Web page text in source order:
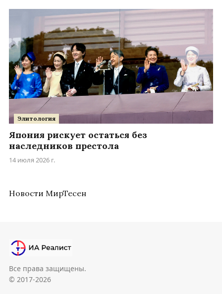
Элитология
Япония рискует остаться без
наследников престола
14 июля 2026 г.
Новости МирТесен
Все права защищены.
© 2017-2026